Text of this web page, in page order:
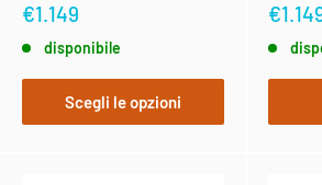
€1.149
disponibile
Scegli le opzioni